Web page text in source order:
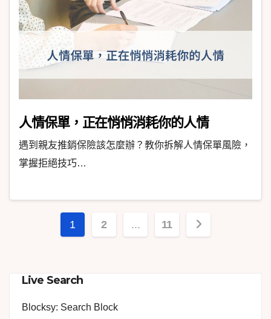
人情保單，正在悄悄消耗你的人情
遇到親友推銷保險該怎麼辦？教你拆解人情保單風險，
掌握拒絕技巧…
1 2 ... 11
Live Search
Blocksy: Search Block